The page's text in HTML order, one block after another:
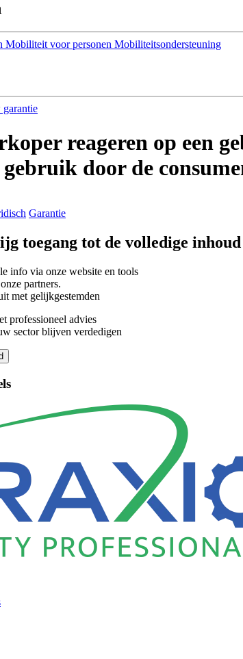
Mobiliteit voor personen Mobiliteitsondersteuning
reageren op een
door de
Garantie
toegang tot de volledige inhoud
info via onze website en tools
partners.
met gelijkgestemden
professioneel advies
sector blijven verdedigen